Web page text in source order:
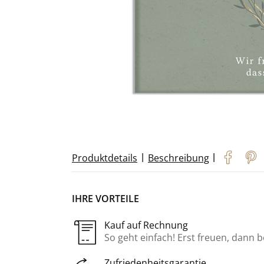
Produktdetails | Beschreibung |
IHRE VORTEILE
Kauf auf Rechnung
So geht einfach! Erst freuen, dann